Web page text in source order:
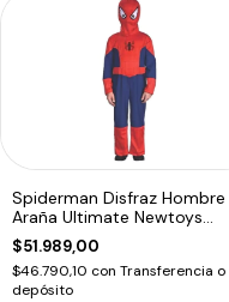
Spiderman Disfraz Hombre
Araña Ultimate Newtoys
Original Edu
$51.989,00
$46.790,10 con Transferencia o
depósito